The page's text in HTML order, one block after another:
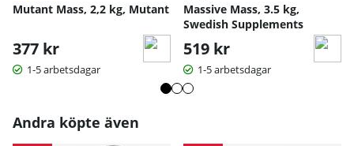
Mutant Mass, 2,2 kg, Mutant
377 kr
1-5 arbetsdagar
Massive Mass, 3.5 kg,
Swedish Supplements
519 kr
1-5 arbetsdagar
Andra köpte även